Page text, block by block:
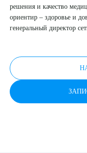
решения и качество
ориентир – здоровье и
генеральный директор